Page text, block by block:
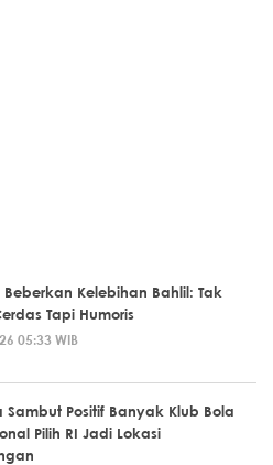
Beberkan Kelebihan Bahlil: Tak
Tapi Humoris
05:33 WIB
Sambut Positif Banyak Klub Bola
Pilih RI Jadi Lokasi